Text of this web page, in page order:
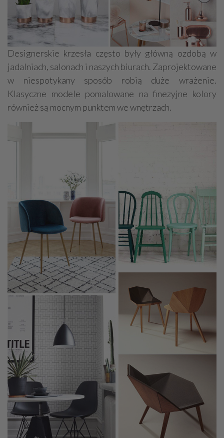
Designerskie krzesła często były główną ozdobą w
jadalniach, salonach i naszych biurach. Zaprojektowane
w niespotykany sposób robią duże wrażenie.
Klasyczne modele pomalowane na finezyjne kolory
również są mocnym punktem we wnętrzach.